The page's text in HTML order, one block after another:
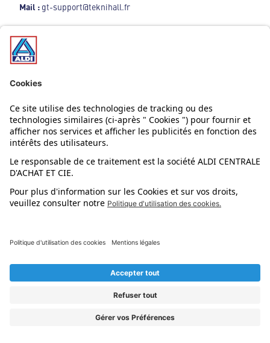
Mail : gt-support@teknihall.fr
COUSSIN CHAUFFANT
N° Article : 5017401
Marque :Ambiano
Fournisseur : Ambiano
Mail :gt-support@teknihall.fr
COUSSIN DE SIÈGE CHAUFFANT